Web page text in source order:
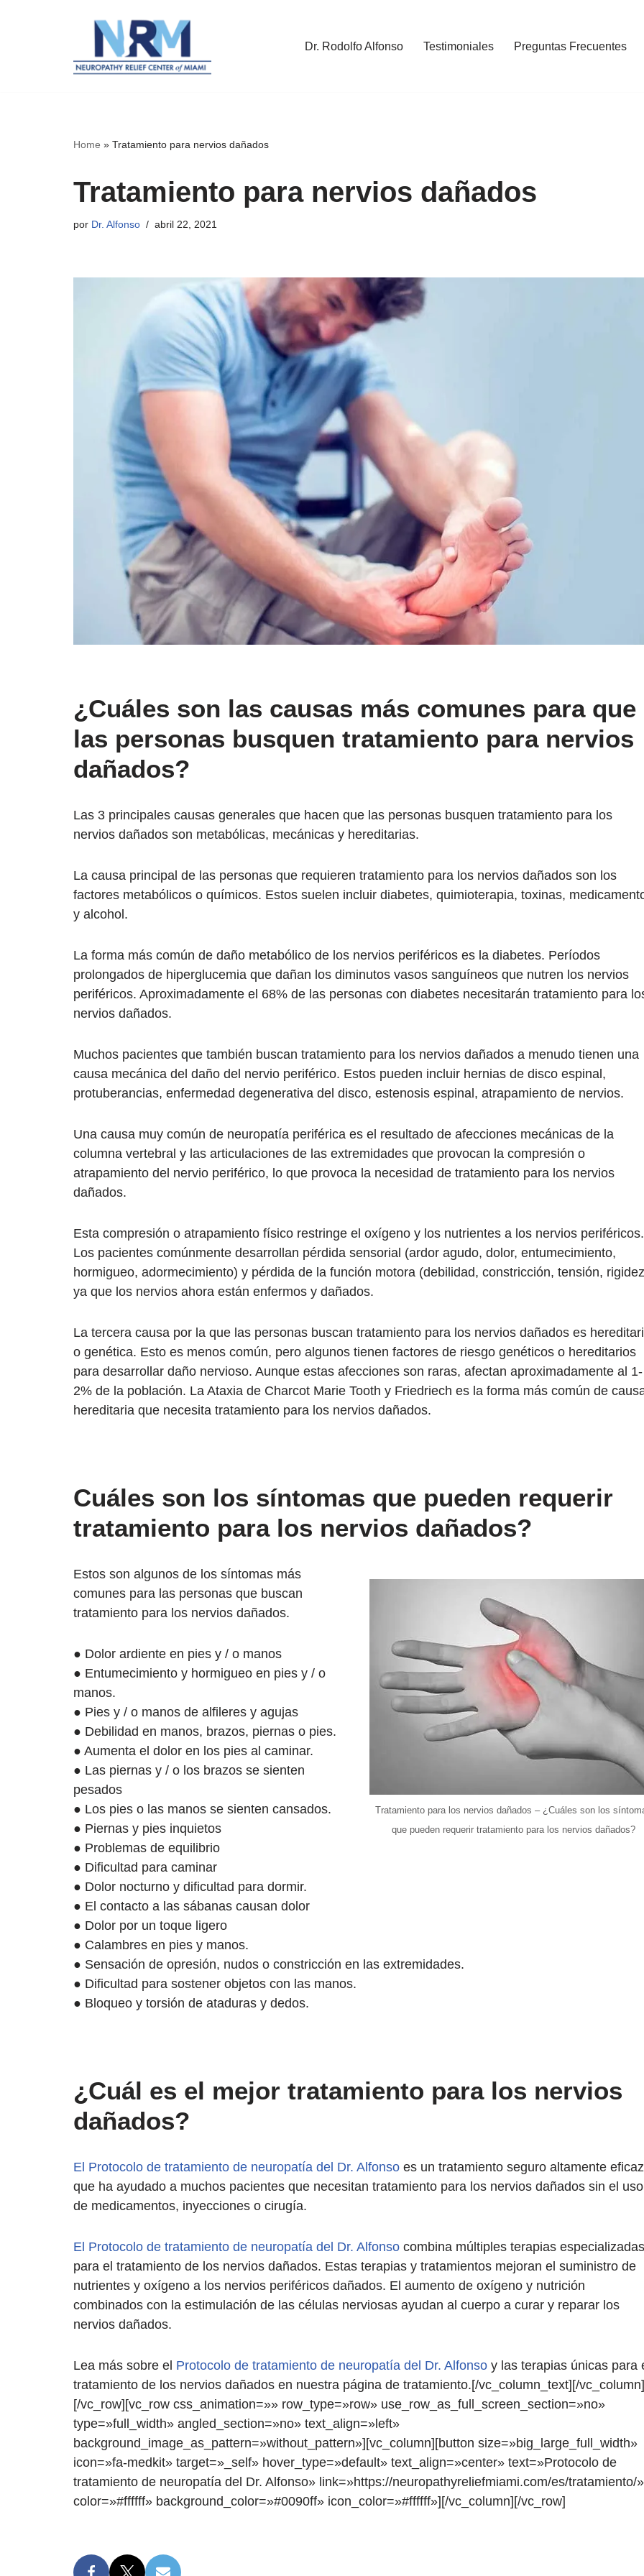
Dr. Rodolfo Alfonso Testimoniales Preguntas Frecuentes
Home » Tratamiento para nervios dañados
Tratamiento para nervios dañados
por Dr. Alfonso abril 22, 2021
¿Cuáles son las causas más comunes para que
las personas busquen tratamiento para nervios
dañados?
Las 3 principales causas generales que hacen que las personas busquen tratamiento para los
nervios dañados son metabólicas, mecánicas y hereditarias.
La causa principal de las personas que requieren tratamiento para los nervios dañados son los
factores metabólicos o químicos. Estos suelen incluir diabetes, quimioterapia, toxinas,
y alcohol.
La forma más común de daño metabólico de los nervios periféricos es la diabetes. Períodos
prolongados de hiperglucemia que dañan los diminutos vasos sanguíneos que nutren los nervios
periféricos. Aproximadamente el 68% de las personas con diabetes necesitarán tratamiento para
nervios dañados.
Muchos pacientes que también buscan tratamiento para los nervios dañados a menudo tienen una
causa mecánica del daño del nervio periférico. Estos pueden incluir hernias de disco espinal,
protuberancias, enfermedad degenerativa del disco, estenosis espinal, atrapamiento de nervios.
Una causa muy común de neuropatía periférica es el resultado de afecciones mecánicas de la
columna vertebral y las articulaciones de las extremidades que provocan la compresión o
atrapamiento del nervio periférico, lo que provoca la necesidad de tratamiento para los nervios
dañados.
Esta compresión o atrapamiento físico restringe el oxígeno y los nutrientes a los nervios periféricos.
Los pacientes comúnmente desarrollan pérdida sensorial (ardor agudo, dolor, entumecimiento,
hormigueo, adormecimiento) y pérdida de la función motora (debilidad, constricción, tensión,
ya que los nervios ahora están enfermos y dañados.
La tercera causa por la que las personas buscan tratamiento para los nervios dañados es
o genética. Esto es menos común, pero algunos tienen factores de riesgo genéticos o hereditarios
para desarrollar daño nervioso. Aunque estas afecciones son raras, afectan aproximadamente al 1-
2% de la población. La Ataxia de Charcot Marie Tooth y Friedriech es la forma más común de
hereditaria que necesita tratamiento para los nervios dañados.
Cuáles son los síntomas que pueden requerir
tratamiento para los nervios dañados?
Tratamiento para los nervios dañados – ¿Cuáles son los
que pueden requerir tratamiento para los nervios dañados?
Estos son algunos de los síntomas más
comunes para las personas que buscan
tratamiento para los nervios dañados.
● Dolor ardiente en pies y / o manos
● Entumecimiento y hormigueo en pies y / o
manos.
● Pies y / o manos de alfileres y agujas
● Debilidad en manos, brazos, piernas o pies.
● Aumenta el dolor en los pies al caminar.
● Las piernas y / o los brazos se sienten
pesados
● Los pies o las manos se sienten cansados.
● Piernas y pies inquietos
● Problemas de equilibrio
● Dificultad para caminar
● Dolor nocturno y dificultad para dormir.
● El contacto a las sábanas causan dolor
● Dolor por un toque ligero
● Calambres en pies y manos.
● Sensación de opresión, nudos o constricción en las extremidades.
● Dificultad para sostener objetos con las manos.
● Bloqueo y torsión de ataduras y dedos.
¿Cuál es el mejor tratamiento para los nervios
dañados?
El Protocolo de tratamiento de neuropatía del Dr. Alfonso es un tratamiento seguro altamente eficaz
que ha ayudado a muchos pacientes que necesitan tratamiento para los nervios dañados sin el uso
de medicamentos, inyecciones o cirugía.
El Protocolo de tratamiento de neuropatía del Dr. Alfonso combina múltiples terapias especializadas
para el tratamiento de los nervios dañados. Estas terapias y tratamientos mejoran el suministro de
nutrientes y oxígeno a los nervios periféricos dañados. El aumento de oxígeno y nutrición
combinados con la estimulación de las células nerviosas ayudan al cuerpo a curar y reparar los
nervios dañados.
Lea más sobre el Protocolo de tratamiento de neuropatía del Dr. Alfonso y las terapias únicas para
tratamiento de los nervios dañados en nuestra página de tratamiento.[/vc_column_text][/vc_column]
[/vc_row][vc_row css_animation=»» row_type=»row» use_row_as_full_screen_section=»no»
type=»full_width» angled_section=»no» text_align=»left»
background_image_as_pattern=»without_pattern»][vc_column][button size=»big_large_full_width»
icon=»fa-medkit» target=»_self» hover_type=»default» text_align=»center» text=»Protocolo de
tratamiento de neuropatía del Dr. Alfonso» link=»https://neuropathyreliefmiami.com/es/tratamiento/»
color=»#ffffff» background_color=»#0090ff» icon_color=»#ffffff»][/vc_column][/vc_row]